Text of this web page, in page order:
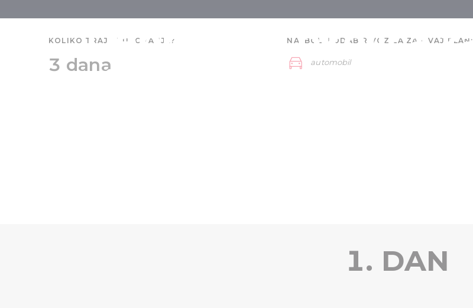
Debrecen i okolica za
istraživače - 3 dana
KOLIKO TRAJE PUTOVANJE?
3 dana
NAJBOLJI ODABIR VOZILA ZA OVAJ PLAN:
automobil
1. DAN